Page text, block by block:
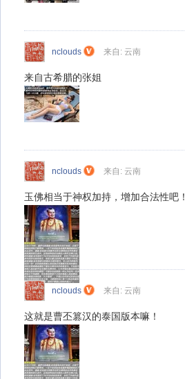
nclouds 来自: 云南
来自古希腊的张姐
nclouds 来自: 云南
玉佛相当于神权加持，增加合法性吧！
nclouds 来自: 云南
这就是曹丕篡汉的泰国版本嘛！